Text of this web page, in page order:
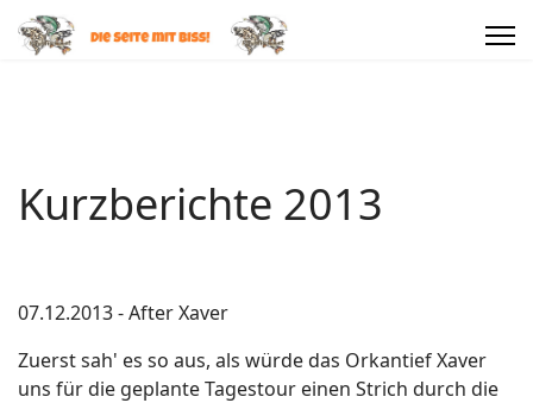
Kurzberichte 2013
07.12.2013 - After Xaver
Zuerst sah' es so aus, als würde das Orkantief Xaver
uns für die geplante Tagestour einen Strich durch die